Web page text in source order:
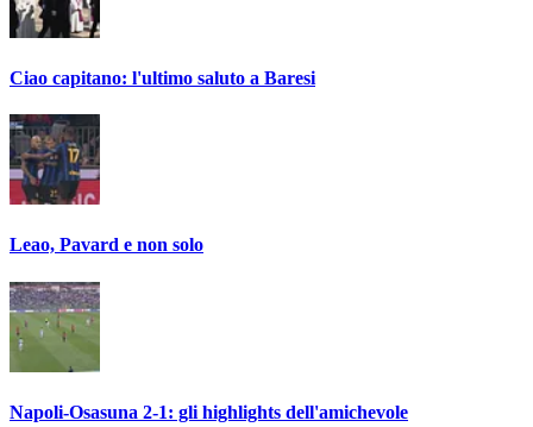
Ciao capitano: l'ultimo saluto a Baresi
Leao, Pavard e non solo
Napoli-Osasuna 2-1: gli highlights dell'amichevole